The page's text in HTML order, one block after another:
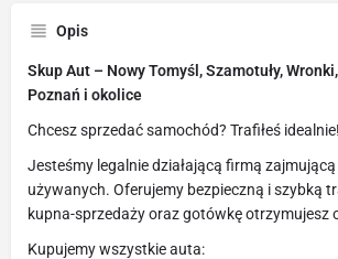
Opis
Skup Aut – Nowy Tomyśl, Szamotuły,
Poznań i okolice
Chcesz sprzedać samochód? Trafiłeś idealnie!
Jesteśmy legalnie działającą firmą
używanych. Oferujemy bezpieczną i szybką
kupna-sprzedaży oraz gotówkę otrzymujesz
Kupujemy wszystkie auta: